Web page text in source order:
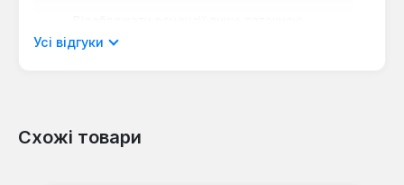
мовою.
Відгуків не знайдено. Поділіться
Усі відгуки
Схожі товари